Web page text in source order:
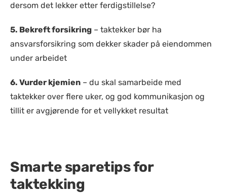
dersom det lekker etter ferdigstillelse?
5. Bekreft forsikring – taktekker bør ha
ansvarsforsikring som dekker skader på eiendommen
under arbeidet
6. Vurder kjemien – du skal samarbeide med
taktekker over flere uker, og god kommunikasjon og
tillit er avgjørende for et vellykket resultat
Smarte sparetips for
taktekking